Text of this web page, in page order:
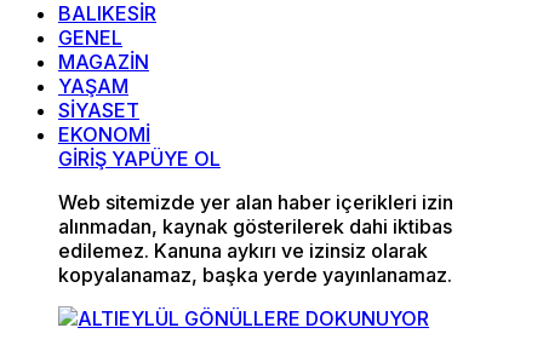
BALIKESİR
GENEL
MAGAZİN
YAŞAM
SİYASET
EKONOMİ
GİRİŞ YAPÜYE OL
Web sitemizde yer alan haber içerikleri izin
alınmadan, kaynak gösterilerek dahi iktibas
edilemez. Kanuna aykırı ve izinsiz olarak
kopyalanamaz, başka yerde yayınlanamaz.